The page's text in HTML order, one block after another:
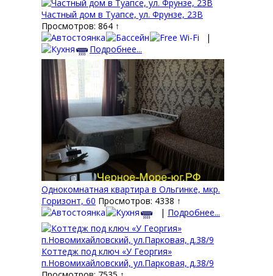
Частный дом в Туапсе, ул. Фрунзе, 23В
Просмотров: 864 ↑
|
Подробнее...
Однокомнатная квартира в Ольгинке, мкр.
Горизонт, 60 Просмотров: 4338 ↑
| Подробнее...
Коттедж под ключ «У Георгия»
п.Новомихайловский, ул.Парковая, д.38/9